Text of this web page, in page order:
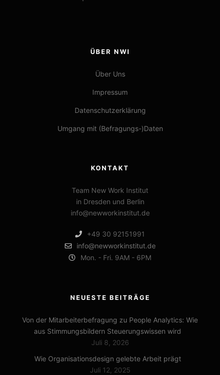
ÜBER NWI
Über Uns
Impressum
Datenschutzerklärung
Umgang mit (Befragungs-)Daten
KONTAKT
Team New Work Institut
in Dresden und Berlin
info@newworkinstitut.de
+49 30 92151991
info@newworkinstitut.de
Mon. - Fri. 9AM - 6PM
NEUESTE BEITRÄGE
Von der Mitarbeiterbefragung zu People Analytics: Wie
aus Stimmungsbildern Steuerungswissen wird
Juli 8, 2026
Wie Organisationsdesign gelebte Arbeit prägt
Juli 12, 2025